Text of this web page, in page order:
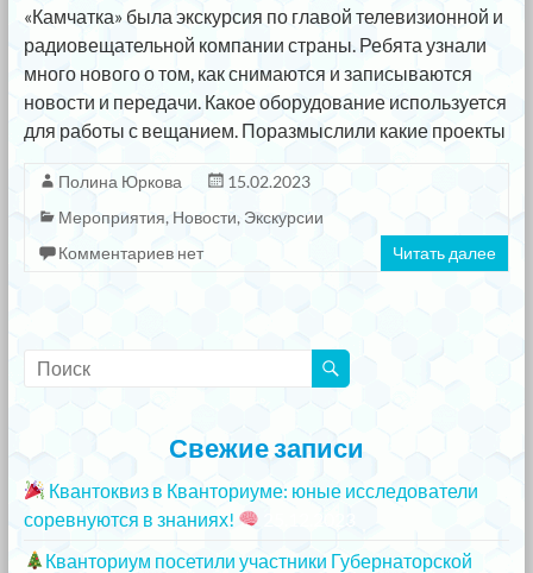
«Камчатка» была экскурсия по главой телевизионной и
радиовещательной компании страны. Ребята узнали
много нового о том, как снимаются и записываются
новости и передачи. Какое оборудование используется
для работы с вещанием. Поразмыслили какие проекты
Полина Юркова
15.02.2023
Мероприятия, Новости, Экскурсии
Комментариев нет
Читать далее
Свежие записи
Квантоквиз в Кванториуме: юные исследователи
соревнуются в знаниях!
Кванториум посетили участники Губернаторской